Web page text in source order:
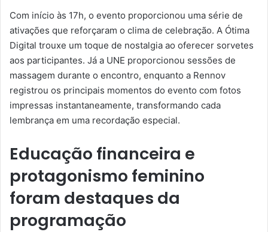
Com início às 17h, o evento proporcionou uma série de
ativações que reforçaram o clima de celebração. A Ótima
Digital trouxe um toque de nostalgia ao oferecer sorvetes
aos participantes. Já a UNE proporcionou sessões de
massagem durante o encontro, enquanto a Rennov
registrou os principais momentos do evento com fotos
impressas instantaneamente, transformando cada
lembrança em uma recordação especial.
Educação financeira e
protagonismo feminino
foram destaques da
programação